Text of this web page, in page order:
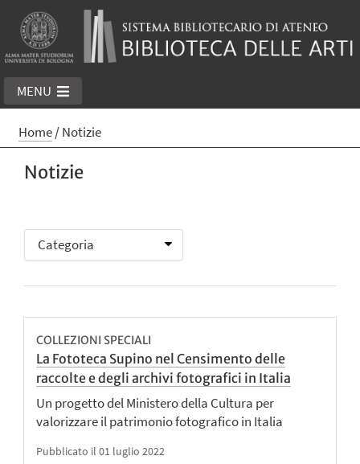
MENU
Home/Notizie
Notizie
COLLEZIONI SPECIALI
La Fototeca Supino nel Censimento delle
raccolte e degli archivi fotografici in Italia
Un progetto del Ministero della Cultura per
valorizzare il patrimonio fotografico in Italia
Pubblicato il 01 luglio 2022